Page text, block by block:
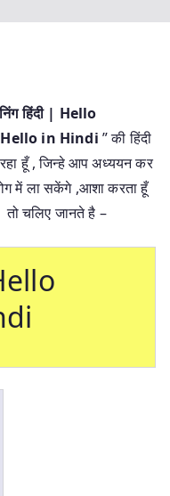
हिंदी | Hello
in Hindi ” की हिंदी
रहा हूँ , जिन्हे आप अध्ययन कर
में ला सकेंगे ,आशा करता हूँ
चलिए जानते है –